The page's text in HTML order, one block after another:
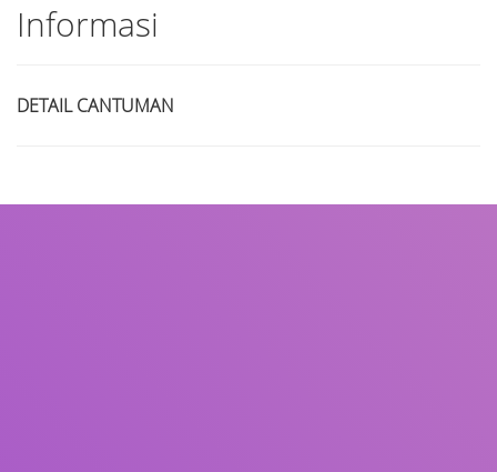
Informasi
DETAIL CANTUMAN